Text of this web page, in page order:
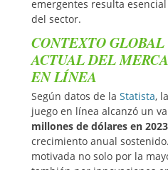
emergentes resulta
del sector.
CONTEXTO GLOBAL
ACTUAL DEL
EN LÍNEA
Según datos de la Statista,
juego en línea alcanzó un
millones de dólares en 2023
crecimiento anual
motivada no solo por la